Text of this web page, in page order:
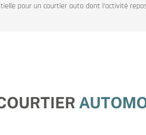
pour un courtier auto dont l’activité